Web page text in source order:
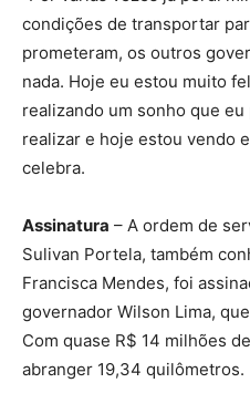
condições de transportar
prometeram, os outros
nada. Hoje eu estou muito
realizando um sonho que
realizar e hoje estou vendo
celebra.
Assinatura – A ordem de
Sulivan Portela, também
Francisca Mendes, foi
governador Wilson Lima,
Com quase R$ 14 milhões
abranger 19,34 quilômetros.